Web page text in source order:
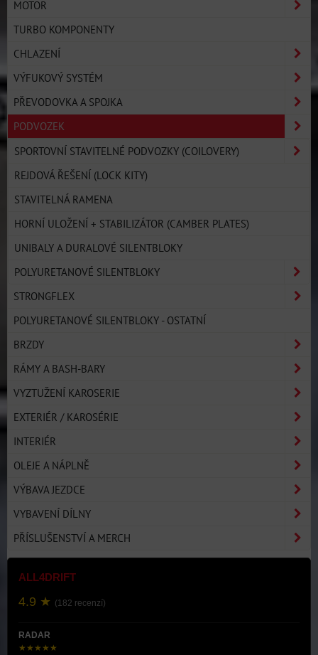
MOTOR
TURBO KOMPONENTY
CHLAZENÍ
VÝFUKOVÝ SYSTÉM
PŘEVODOVKA A SPOJKA
PODVOZEK
SPORTOVNÍ STAVITELNÉ PODVOZKY (COILOVERY)
REJDOVÁ ŘEŠENÍ (LOCK KITY)
STAVITELNÁ RAMENA
HORNÍ ULOŽENÍ + STABILIZÁTOR (CAMBER PLATES)
UNIBALY A DURALOVÉ SILENTBLOKY
POLYURETANOVÉ SILENTBLOKY
STRONGFLEX
POLYURETANOVÉ SILENTBLOKY - OSTATNÍ
BRZDY
RÁMY A BASH-BARY
VYZTUŽENÍ KAROSERIE
EXTERIÉR / KAROSÉRIE
INTERIÉR
OLEJE A NÁPLNĚ
VÝBAVA JEZDCE
VYBAVENÍ DÍLNY
PŘÍSLUŠENSTVÍ A MERCH
ALL4DRIFT
4.9 ★ (182 recenzí)
RADAR
★★★★★